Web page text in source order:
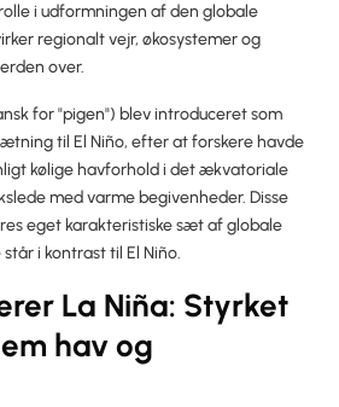
i udformningen af den globale
regionalt vejr, økosystemer og
over.
for "pigen") blev introduceret som
til El Niño, efter at forskere havde
kølige havforhold i det ækvatoriale
med varme begivenheder. Disse
eget karakteristiske sæt af globale
i kontrast til El Niño.
La Niña: Styrket
hav og